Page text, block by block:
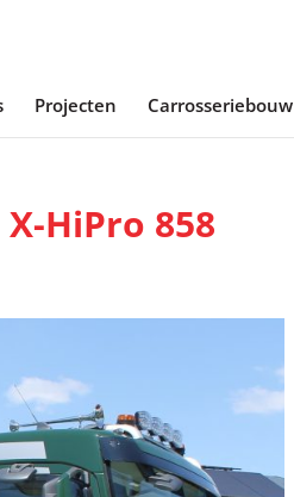
Projecten Carrosseriebouw
HiPro 858